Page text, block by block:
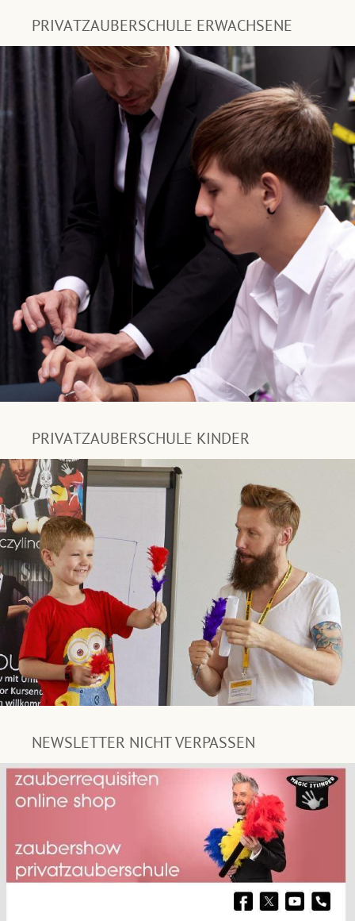
PRIVATZAUBERSCHULE ERWACHSENE
PRIVATZAUBERSCHULE KINDER
NEWSLETTER NICHT VERPASSEN